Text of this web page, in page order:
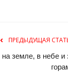
ПРЕДЫДУЩАЯ
земле, в небе и